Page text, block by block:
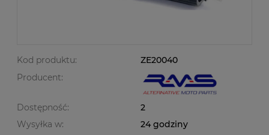
Kod produktu:
ZE20040
Producent:
Dostępność:
2
Wysyłka w:
24 godziny